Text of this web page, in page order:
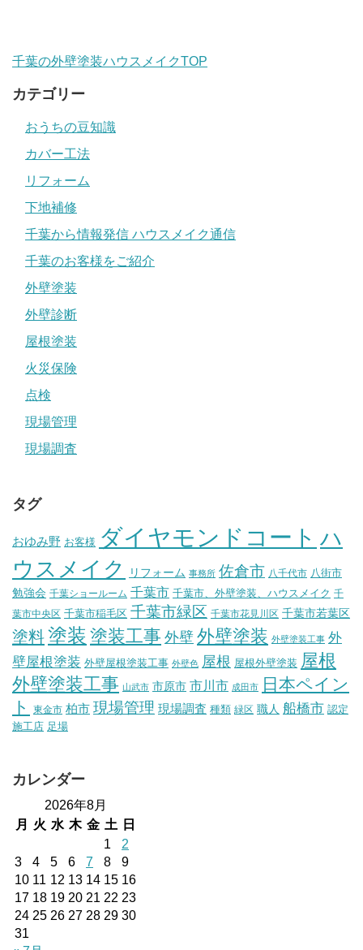
千葉の外壁塗装ハウスメイクTOP
カテゴリー
おうちの豆知識
カバー工法
リフォーム
下地補修
千葉から情報発信 ハウスメイク通信
千葉のお客様をご紹介
外壁塗装
外壁診断
屋根塗装
火災保険
点検
現場管理
現場調査
タグ
おゆみ野 お客様 ダイヤモンドコート ハ
ウスメイク
リフォーム 事務所 佐倉市 八千代市 八街市
勉強会 千葉ショールーム 千葉市 千葉市、外壁塗装、ハウスメイク 千
葉市中央区 千葉市稲毛区 千葉市緑区 千葉市花見川区 千葉市若葉区
塗料塗装 塗装工事 外壁 外壁塗装 外壁塗装工事 外
壁屋根塗装 外壁屋根塗装工事 外壁色 屋根 屋根外壁塗装 屋根
外壁塗装工事 山武市 市原市 市川市 成田市
日本ペイン
ト
東金市 柏市 現場管理 現場調査 種類 緑区 職人 船橋市 認定
施工店 足場
カレンダー
2026年8月
月
火 水 木 金 土
日
1
2
3
4 5 6 7 8
9
10 11 12 13 14 15 16
17 18 19 20 21 22 23
24 25 26 27 28 29 30
31